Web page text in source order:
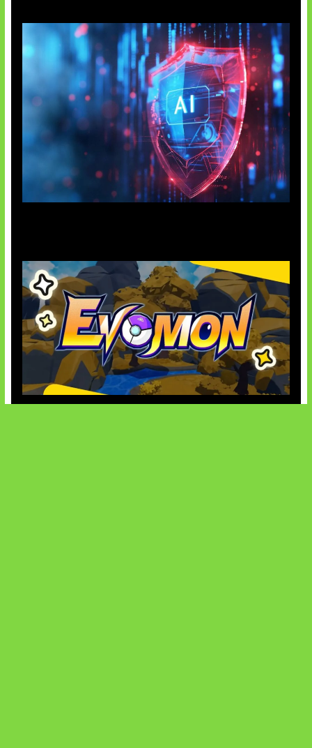
Kode Evomon Agustus 2026